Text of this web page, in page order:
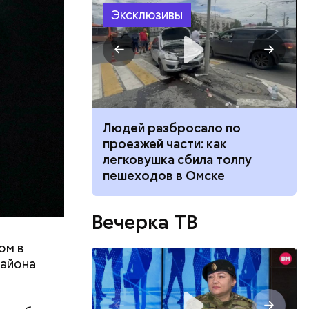
в
Эти
Эксклюзивы
поможет ли
сбросить
Людей разбросало по
проезжей части: как
легковушка сбила толпу
пешеходов в Омске
Вечерка ТВ